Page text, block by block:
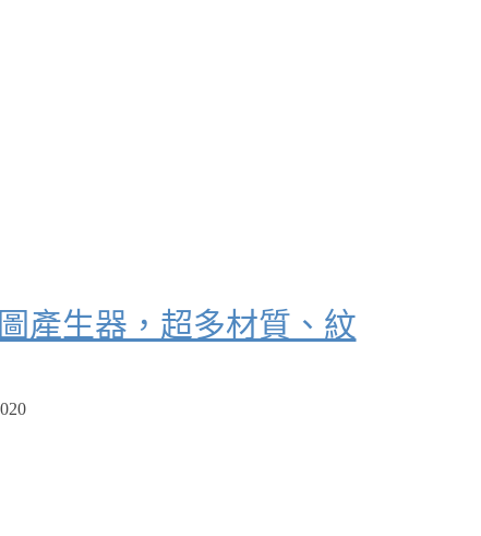
產生器，超多材質、紋